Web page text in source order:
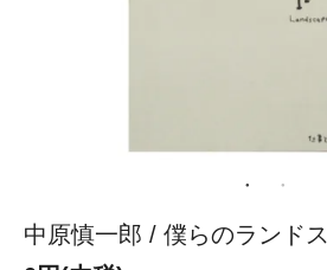
中原慎一郎 / 僕らのランド